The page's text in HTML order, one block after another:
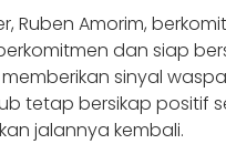
Ruben Amorim,
dan siap
sinyal
tetap bersikap positif
jalannya kembali.